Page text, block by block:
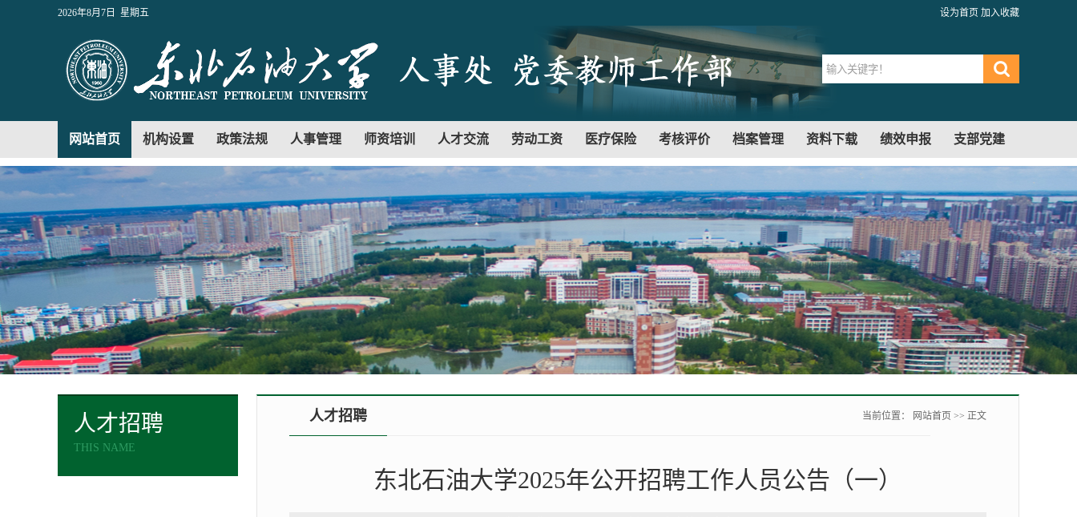
2026年8月7日 星期五 设为首页 加入收藏
网站首页 机构设置 政策法规 人事管理 师资培训 人才交流 劳动工资 医疗保险 考核评价 档案管理 资料下载 绩效申报 支部党建
人才招聘
THIS NAME
人才招聘 当前位置： 网站首页 >> 正文
东北石油大学2025年公开招聘工作人员公告（一）